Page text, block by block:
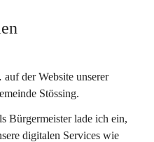
der Website unserer
Stössing.
Bürgermeister lade ich ein,
digitalen Services wie